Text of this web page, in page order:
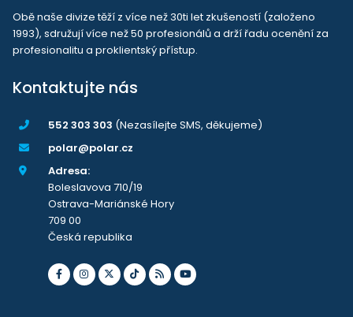
Obě naše divize těží z více než 30ti let zkušeností (založeno
1993), sdružují více než 50 profesionálů a drží řadu ocenění za
profesionalitu a proklientský přístup.
Kontaktujte nás
552 303 303 (Nezasílejte SMS, děkujeme)
polar@polar.cz
Adresa:
Boleslavova 710/19
Ostrava-Mariánské Hory
709 00
Česká republika